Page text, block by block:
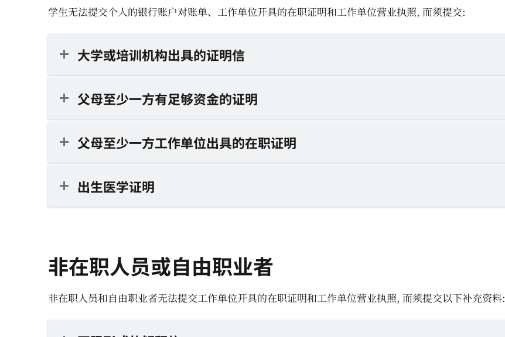
学生无法提交个人的银行账户对账单、工作单位开具的在职证明和工作单位营业执照, 而须提交:
大学或培训机构出具的证明信
父母至少一方有足够资金的证明
父母至少一方工作单位出具的在职证明
出生医学证明
非在职人员或自由职业者
非在职人员和自由职业者无法提交工作单位开具的在职证明和工作单位营业执照, 而须提交以下补充资料: